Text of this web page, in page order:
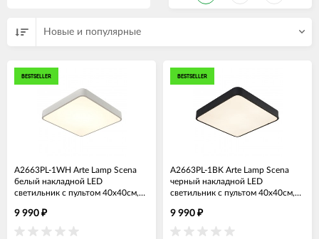
Новые и популярные
BESTSELLER
A2663PL-1WH Arte Lamp Scena
белый накладной LED
светильник с пультом 40х40см,
9 990 ₽
BESTSELLER
A2663PL-1BK Arte Lamp Scena
черный накладной LED
светильник с пультом 40х40см,
9 990 ₽